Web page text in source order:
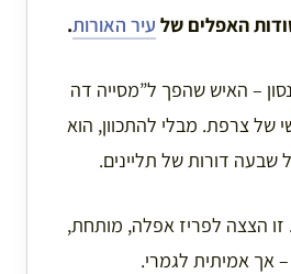
האפלים של עיר האורות.
– האיש שהפך ל”מסייה דה
של צרפת. מבלי להתכוון, הוא
שבעה דורות של תליינים.
הצצה לפריז אפלה, מותחת,
אך אמיתית לגמרי.